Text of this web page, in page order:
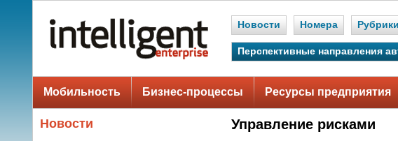
Новости Номера Рубрики
Перспективные направления
Мобильность Бизнес-процессы Ресурсы предприятия
Новости Управление рисками